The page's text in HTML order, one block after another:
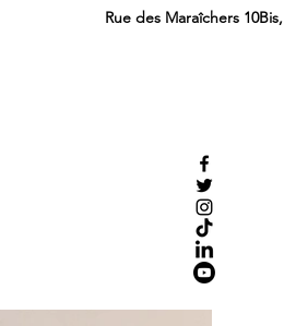
Rue des Maraîchers